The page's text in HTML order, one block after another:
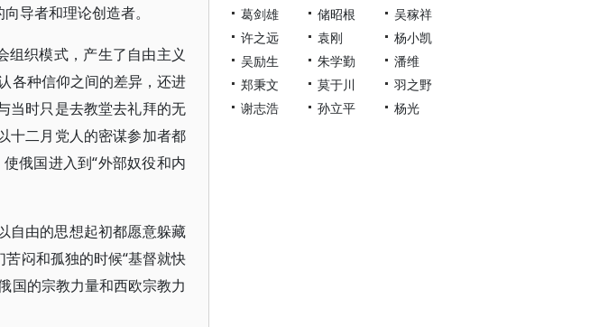
导者和理论创造者。
组织模式，产生了自由主义
各种信仰之间的差异，还进
当时只是去教堂去礼拜的无
十二月党人的密谋参加者都
俄国进入到“外部奴役和内
自由的思想起初都愿意躲藏
闷和孤独的时候“基督就快
国的宗教力量和西欧宗教力
葛剑雄
储昭根
吴稼祥
许之远
袁刚
杨小凯
吴励生
朱学勤
潘维
郑秉文
莫于川
羽之野
谢志浩
孙立平 杨光